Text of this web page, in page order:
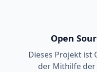
Open
Dieses Projekt ist
der Mithilfe der